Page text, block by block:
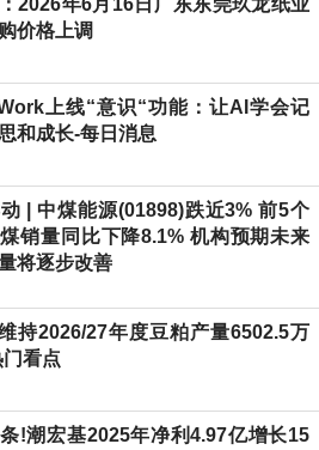
2026年6月16日广东东莞玖龙纸业
价格上调
上线“意识“功能：让AI学会记
和成长-每日消息
| 中煤能源(01898)跌近3% 前5个
销量同比下降8.1% 机构预期未来
将逐步改善
持2026/27年度豆粕产量6502.5万
看点
!潮宏基2025年净利4.97亿增长15